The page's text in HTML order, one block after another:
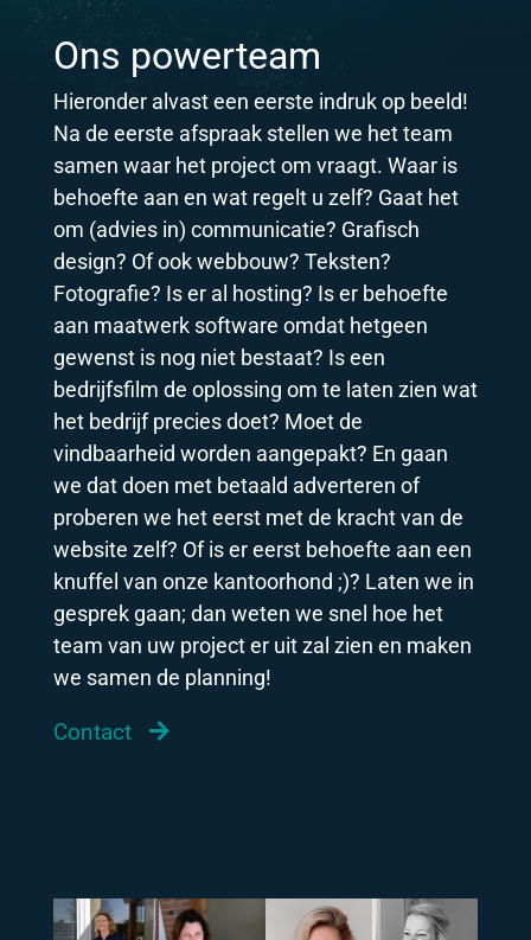
Ons powerteam
Hieronder alvast een eerste indruk op beeld!
Na de eerste afspraak stellen we het team
samen waar het project om vraagt. Waar is
behoefte aan en wat regelt u zelf? Gaat het
om (advies in) communicatie? Grafisch
design? Of ook webbouw? Teksten?
Fotografie? Is er al hosting? Is er behoefte
aan maatwerk software omdat hetgeen
gewenst is nog niet bestaat? Is een
bedrijfsfilm de oplossing om te laten zien wat
het bedrijf precies doet? Moet de
vindbaarheid worden aangepakt? En gaan
we dat doen met betaald adverteren of
proberen we het eerst met de kracht van de
website zelf? Of is er eerst behoefte aan een
knuffel van onze kantoorhond ;)? Laten we in
gesprek gaan; dan weten we snel hoe het
team van uw project er uit zal zien en maken
we samen de planning!
Contact